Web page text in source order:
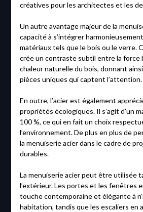
créatives pour les architectes et les
Un autre avantage majeur de la
capacité à s’intégrer
matériaux tels que le bois ou le verre.
crée un contraste subtil entre la force
chaleur naturelle du bois, donnant
pièces uniques qui captent l’attention.
En outre, l’acier est également
propriétés écologiques. Il s’agit d’un
100 %, ce qui en fait un choix
l’environnement. De plus en plus de
la menuiserie acier dans le cadre de
durables.
La menuiserie acier peut être utilisée
l’extérieur. Les portes et les fenêtres
touche contemporaine et élégante à
habitation, tandis que les escaliers en